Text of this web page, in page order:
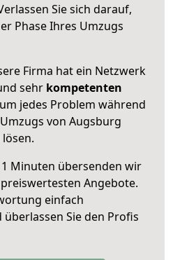
Sie sich darauf,
Phase Ihres Umzugs
Firma hat ein Netzwerk
sehr kompetenten
jedes Problem während
von Augsburg
Minuten übersenden wir
Angebote.
einfach
Sie den Profis